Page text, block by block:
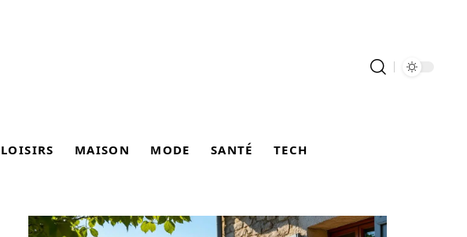
LOISIRS MAISON MODE SANTÉ TECH